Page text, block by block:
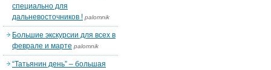
специально для
дальневосточников ! palomnik
Большие экскурсии для всех в
феврале и марте palomnik
“Татьянин день” – большая